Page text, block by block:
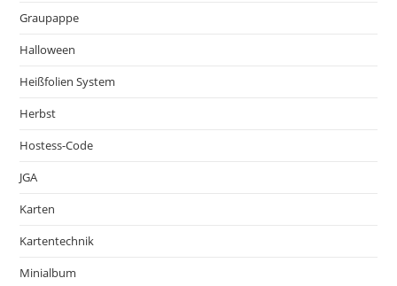
Graupappe
Halloween
Heißfolien System
Herbst
Hostess-Code
JGA
Karten
Kartentechnik
Minialbum